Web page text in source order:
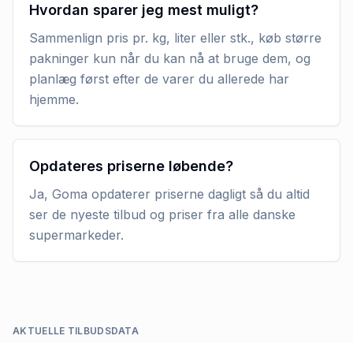
Hvordan sparer jeg mest muligt?
Sammenlign pris pr. kg, liter eller stk., køb større
pakninger kun når du kan nå at bruge dem, og
planlæg først efter de varer du allerede har
hjemme.
Opdateres priserne løbende?
Ja, Goma opdaterer priserne dagligt så du altid
ser de nyeste tilbud og priser fra alle danske
supermarkeder.
AKTUELLE TILBUDSDATA